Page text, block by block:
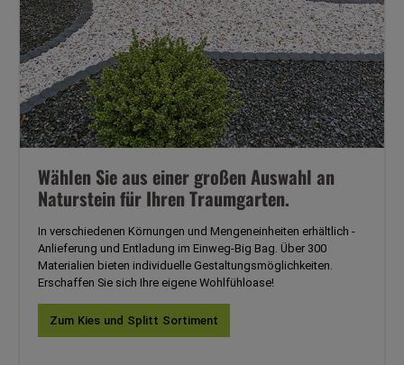
Wählen Sie aus einer großen Auswahl an
Naturstein für Ihren Traumgarten.
In verschiedenen Körnungen und Mengeneinheiten erhältlich -
Anlieferung und Entladung im Einweg-Big Bag. Über 300
Materialien bieten individuelle Gestaltungsmöglichkeiten.
Erschaffen Sie sich Ihre eigene Wohlfühloase!
Zum Kies und Splitt Sortiment